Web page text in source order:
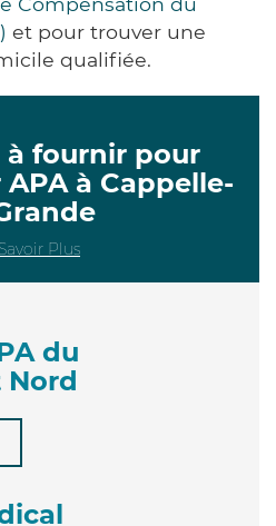
et pour trouver une
qualifiée.
à fournir pour
à Cappelle-
Plus
du